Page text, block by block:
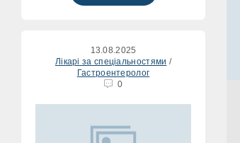
13.08.2025
Лікарі за спеціальностями /
Гастроентеролог
0